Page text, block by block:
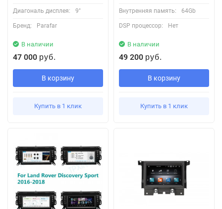
Диагональ дисплея: 9"
Бренд: Parafar
В наличии
47 000 руб.
В корзину
Купить в 1 клик
Внутренняя память: 64Gb
DSP процессор: Нет
В наличии
49 200 руб.
В корзину
Купить в 1 клик